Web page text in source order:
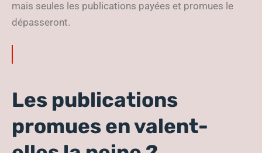
mais seules les publications payées et promues le
dépasseront.
Les publications
promues en valent-